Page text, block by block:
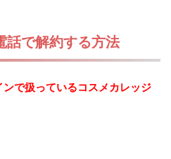
話で解約する方法
で扱っているコスメカレッジ